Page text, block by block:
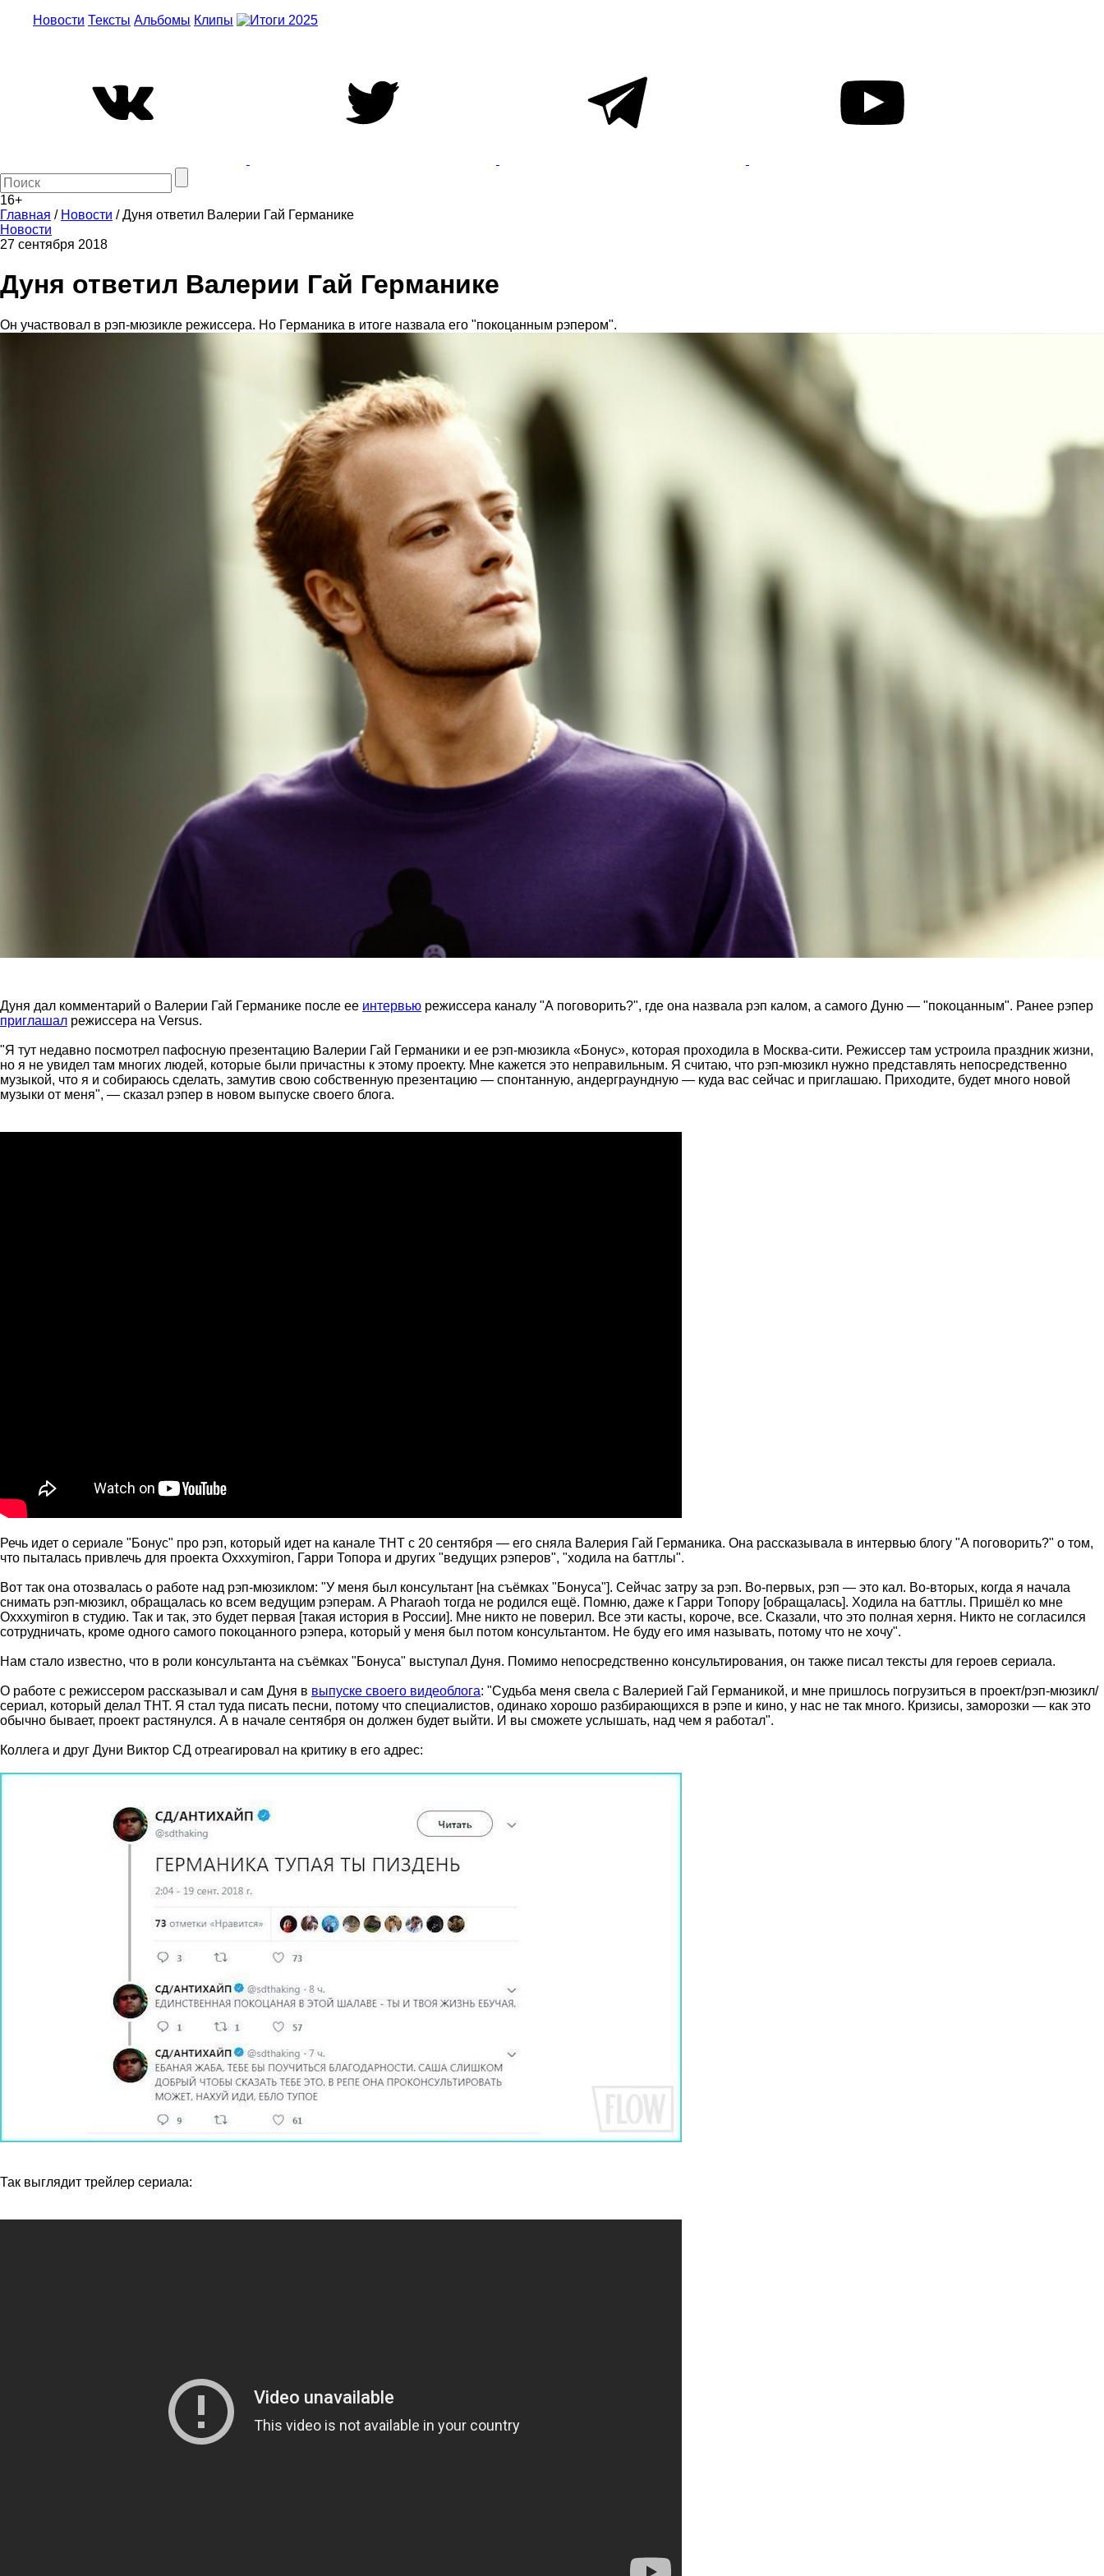
Новости Тексты Альбомы Клипы
16+
Главная / Новости /Дуня ответил Валерии Гай Германике
Новости
27 сентября 2018
Дуня ответил Валерии Гай Германике
Он участвовал в рэп-мюзикле режиссера. Но Германика в итоге назвала его "покоцанным рэпером".
Дуня дал комментарий о Валерии Гай Германике после ее интервью режиссера каналу "А поговорить?", где она назвала рэп калом, а самого Дуню — "покоцанным". Ранее рэпер
приглашал режиссера на Versus.
"Я тут недавно посмотрел пафосную презентацию Валерии Гай Германики и ее рэп-мюзикла «Бонус», которая проходила в Москва-сити. Режиссер там устроила праздник жизни,
но я не увидел там многих людей, которые были причастны к этому проекту. Мне кажется это неправильным. Я считаю, что рэп-мюзикл нужно представлять непосредственно
музыкой, что я и собираюсь сделать, замутив свою собственную презентацию — спонтанную, андерграундную — куда вас сейчас и приглашаю. Приходите, будет много новой
музыки от меня", — сказал рэпер в новом выпуске своего блога.
Речь идет о сериале "Бонус" про рэп, который идет на канале ТНТ с 20 сентября — его сняла Валерия Гай Германика. Она рассказывала в интервью блогу "А поговорить?" о том,
что пыталась привлечь для проекта Oxxxymiron, Гарри Топора и других "ведущих рэперов", "ходила на баттлы".
Вот так она отозвалась о работе над рэп-мюзиклом: "У меня был консультант [на съёмках "Бонуса"]. Сейчас затру за рэп. Во-первых, рэп — это кал. Во-вторых, когда я начала
снимать рэп-мюзикл, обращалась ко всем ведущим рэперам. А Pharaoh тогда не родился ещё. Помню, даже к Гарри Топору [обращалась]. Ходила на баттлы. Пришёл ко мне
Oxxxymiron в студию. Так и так, это будет первая [такая история в России]. Мне никто не поверил. Все эти касты, короче, все. Сказали, что это полная херня. Никто не согласился
сотрудничать, кроме одного самого покоцанного рэпера, который у меня был потом консультантом. Не буду его имя называть, потому что не хочу".
Нам стало известно, что в роли консультанта на съёмках "Бонуса" выступал Дуня. Помимо непосредственно консультирования, он также писал тексты для героев сериала.
О работе с режиссером рассказывал и сам Дуня в выпуске своего видеоблога: "Судьба меня свела с Валерией Гай Германикой, и мне пришлось погрузиться в проект/рэп-мюзикл/
сериал, который делал ТНТ. Я стал туда писать песни, потому что специалистов, одинако хорошо разбирающихся в рэпе и кино, у нас не так много. Кризисы, заморозки — как это
обычно бывает, проект растянулся. А в начале сентября он должен будет выйти. И вы сможете услышать, над чем я работал".
Коллега и друг Дуни Виктор СД отреагировал на критику в его адрес:
Так выглядит трейлер сериала: